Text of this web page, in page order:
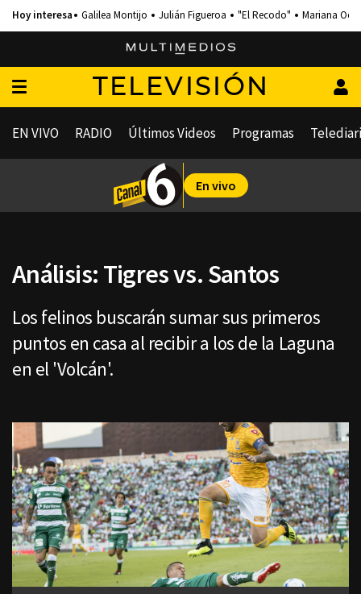
Galilea Montijo Julián Figueroa "El Recodo" Mariana
TELEVISIÓN
EN VIVO RADIO Últimos Videos Programas
En vivo
Análisis: Tigres vs. Santos
Los felinos buscarán sumar sus primeros
puntos en casa al recibir a los de la Laguna
en el 'Volcán'.